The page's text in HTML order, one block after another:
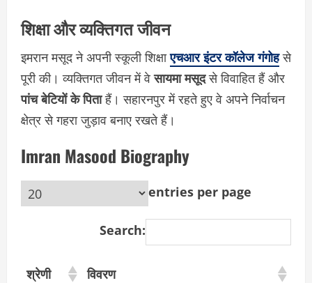
शिक्षा और व्यक्तिगत जीवन
इमरान मसूद ने अपनी स्कूली शिक्षाएचआर इंटर कॉलेज गंगोहसे
पूरी की। व्यक्तिगत जीवन में वेसायमा मसूदसे विवाहित हैं और
पांच बेटियों के पिताहैं। सहारनपुर में रहते हुए वे अपने निर्वाचन
क्षेत्र से गहरा जुड़ाव बनाए रखते हैं।
Imran Masood Biography
entries per page
Search:
श्रेणी
विवरण